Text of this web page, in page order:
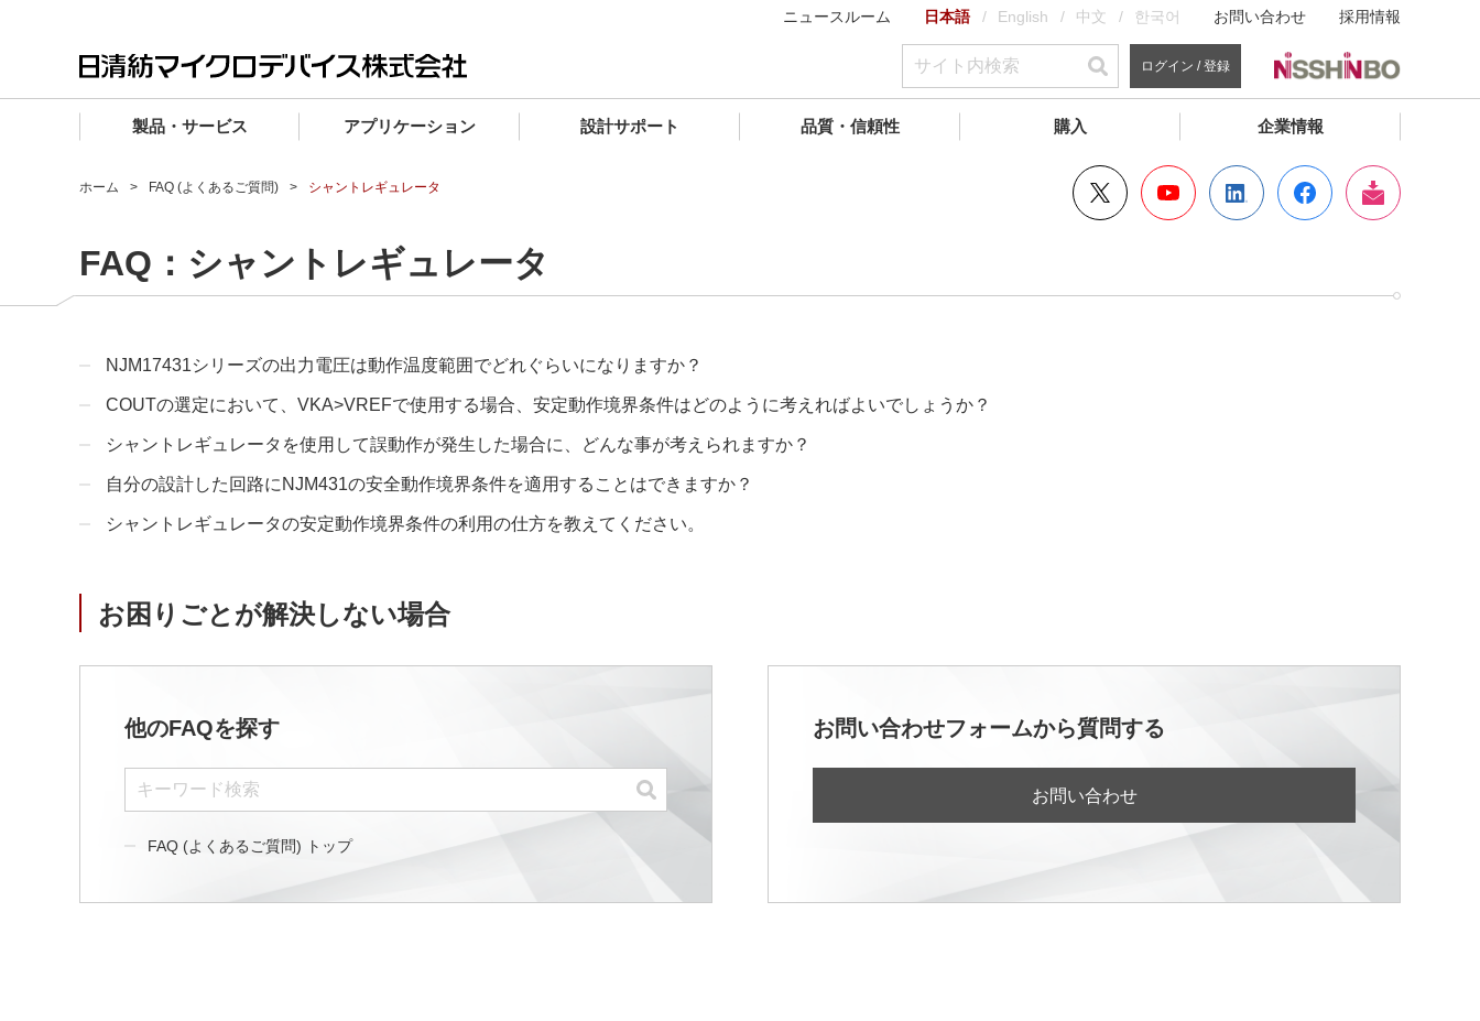
ニュースルーム 日本語 English 中文 한국어 お問い合わせ 採用情報
ログイン / 登録
製品・サービス
マイクロ波製品
クロスリファレンス検索
アプリケーション
車載機器向けIC
民生機器向けIC
マイクロ波
設計サポート
マイクロ波製品
品質・信頼性
電子デバイス製品
購入
マイクロ波製品
企業情報
企業理念
事業領域
事業拠点・関連会社
IR情報
サステナビリティ
コンプライアンス通報窓口
ホーム FAQ (よくあるご質問) シャントレギュレータ
FAQ：シャントレギュレータ
NJM17431シリーズの出力電圧は動作温度範囲でどれぐらいになりますか？
COUTの選定において、VKA>VREFで使用する場合、安定動作境界条件はどのように考えればよいでしょうか？
シャントレギュレータを使用して誤動作が発生した場合に、どんな事が考えられますか？
自分の設計した回路にNJM431の安全動作境界条件を適用することはできますか？
シャントレギュレータの安定動作境界条件の利用の仕方を教えてください。
お困りごとが解決しない場合
他のFAQを探す
FAQ (よくあるご質問) トップ
お問い合わせフォームから質問する
お問い合わせ